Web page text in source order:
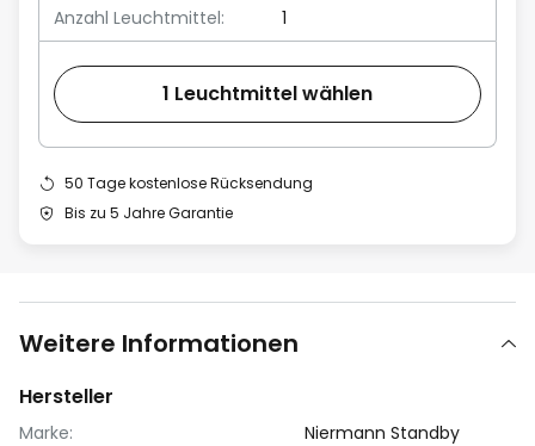
Anzahl Leuchtmittel:
1
1 Leuchtmittel wählen
50 Tage kostenlose Rücksendung
Bis zu 5 Jahre Garantie
Weitere Informationen
Hersteller
Marke:
Niermann Standby